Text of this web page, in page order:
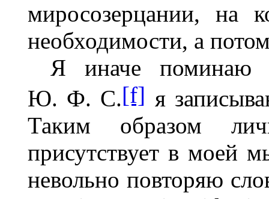
миросозерцании, на
необходимости, а
Я иначе поминаю
Ю. Ф. С.[f] я
Таким образом
присутствует в моей
невольно повторяю